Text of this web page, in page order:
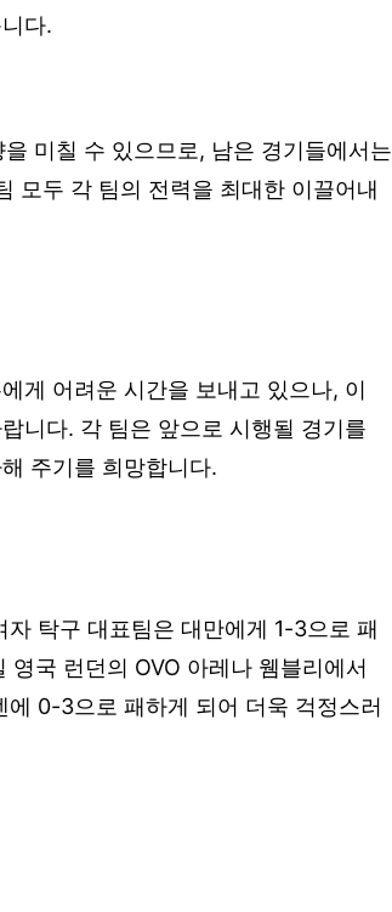
다.
미칠 수 있으므로, 남은 경기들에서는
모두 각 팀의 전력을 최대한 이끌어내
게 어려운 시간을 보내고 있으나, 이
니다. 각 팀은 앞으로 시행될 경기를
주기를 희망합니다.
탁구 대표팀은 대만에게 1-3으로 패
국 런던의 OVO 아레나 웸블리에서
0-3으로 패하게 되어 더욱 걱정스러